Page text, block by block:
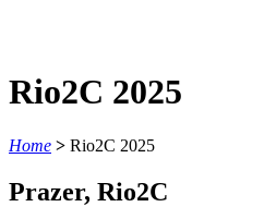
Rio2C 2025
Home > Rio2C 2025
Prazer, Rio2C